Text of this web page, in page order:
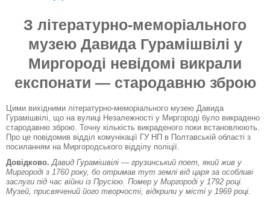
З літературно-меморіального
музею Давида Гурамішвілі у
Миргороді невідомі викрали
експонати — стародавню зброю
Цими вихідними літературно-меморіального музею Давида
Гурамішвілі, що на вулиці Незалежності у Миргороді було викрадено
стародавню зброю. Точну кількість викраденого поки встановлюють.
Про це повідомив відділ комунікації ГУ НП в Полтавській області з
посиланням на Миргородського відділу поліції.
Довідково. Давид Гурамішвілі — грузинський поет, який жив у
Миргороді з 1760 року, бо отримав тут землі від царя за особливі
заслуги під час війни із Прусією. Помер у Миргороді у 1792 році.
Музей, присвячений його творчості, відкрили у місті у 1969 році.